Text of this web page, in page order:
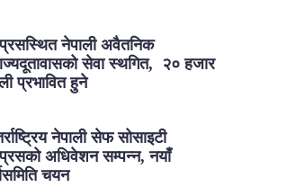
नेपाली अवैतनिक
सेवा स्थगित, २० हजार
प्रभावित हुने
नेपाली सेफ सोसाइटी
अधिवेशन सम्पन्न, नयाँ
चयन